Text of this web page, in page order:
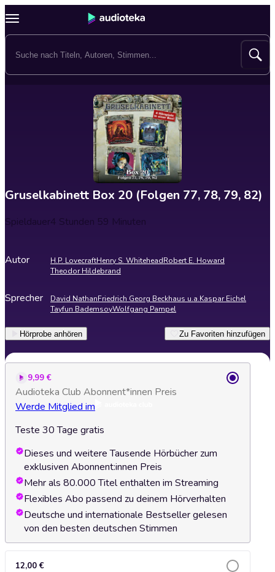
Gruselkabinett Box 20 (Folgen 77, 78, 79, 82)
Spieldauer4 Stunden 59 Minuten
Autor H.P. LovecraftHenry S. WhiteheadRobert E. Howard
Theodor Hildebrand
Sprecher David NathanFriedrich Georg Beckhaus u.a.Kaspar Eichel
Tayfun BademsoyWolfgang Pampel
Hörprobe anhören Zu Favoriten hinzufügen
9,99 €
Audioteka Club Abonnent*innen Preis
Werde Mitglied im
Teste 30 Tage gratis
Dieses und weitere Tausende Hörbücher zum
exklusiven Abonnent:innen Preis
Mehr als 80.000 Titel enthalten im Streaming
Flexibles Abo passend zu deinem Hörverhalten
Deutsche und internationale Bestseller gelesen
von den besten deutschen Stimmen
12,00 €